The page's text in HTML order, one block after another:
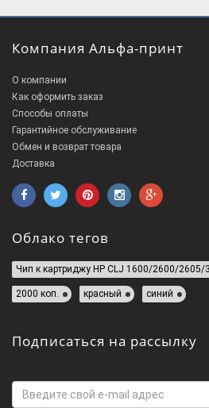
Компания Альфа-принт
О компании
Как оформить заказ
Способы оплаты
Гарантийное обслуживание
Обмен и возврат товара
Доставка
Облако тегов
Чип к картриджу HP CLJ 1600/2600/2605/
2000 коп. красный синий
Подписаться на рассылку